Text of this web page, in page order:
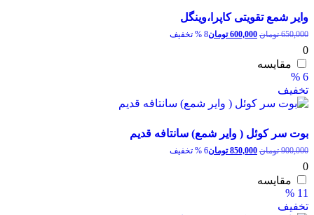
وایر شمع تقویتی کاپرا،وینگل
650,000 تومان قیمت
600,000 تومان8 % تخفیف
قیمت
0
مقایسه
6 %
تخفیف
بوت سر کوئل ( وایر شمع) سانتافه قدیم
900,000 تومان قیمت
850,000 تومان6 % تخفیف
قیمت
0
مقایسه
11 %
تخفیف